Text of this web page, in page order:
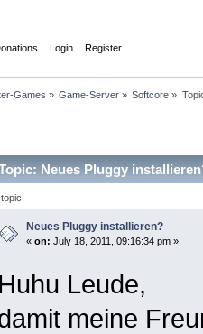
Login Register
Games » Game-Server» Softcore »
Neues Pluggy
Neues Pluggy installieren?
« on: July 18, 2011, 09:16:34 pm »
Huhu Leude,
meine